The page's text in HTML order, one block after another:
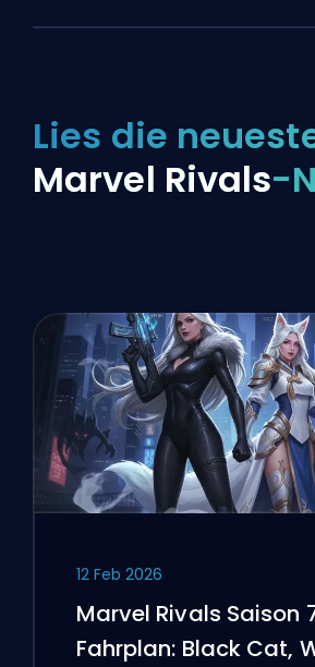
Lies die
Marvel Rivals-
12 Feb 2026
Marvel Rivals Saison
Fahrplan: Black Cat,